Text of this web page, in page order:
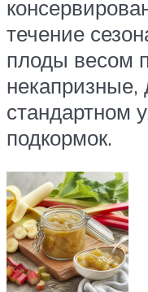
течение
плоды весом
некапризные,
стандартном
подкормок.